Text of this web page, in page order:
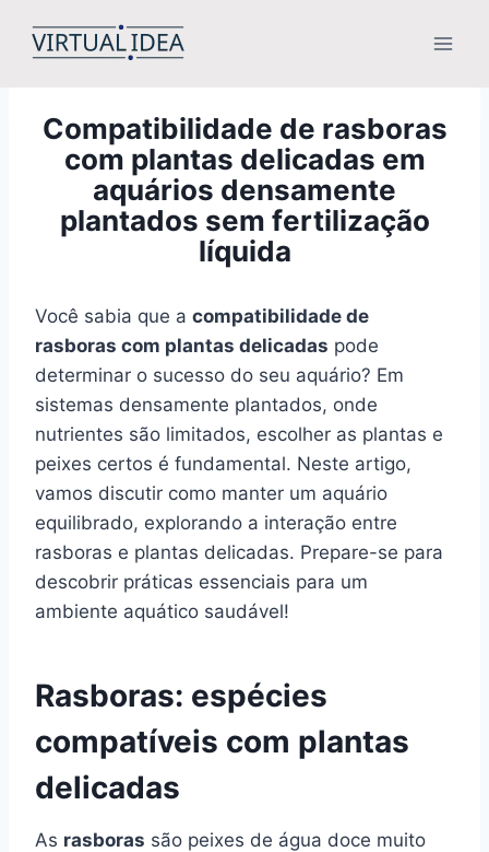
para
Compatibilidade de rasboras
com plantas delicadas em
aquários densamente
plantados sem fertilização
líquida
Você sabia que a compatibilidade de
rasboras com plantas delicadas pode
determinar o sucesso do seu aquário? Em
sistemas densamente plantados, onde
nutrientes são limitados, escolher as plantas e
peixes certos é fundamental. Neste artigo,
vamos discutir como manter um aquário
equilibrado, explorando a interação entre
rasboras e plantas delicadas. Prepare-se para
descobrir práticas essenciais para um
ambiente aquático saudável!
Rasboras: espécies
compatíveis com plantas
delicadas
As rasboras são peixes de água doce muito